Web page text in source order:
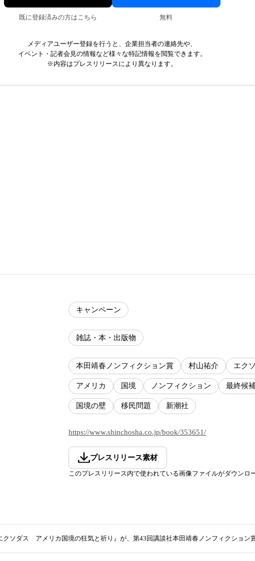
既に登録済みの方はこちら 無料
メディアユーザー登録を行うと、企業担当者の連絡先や、
イベント・記者会見の情報など様々な特記情報を閲覧できます。
※内容はプレスリリースにより異なります。
キャンペーン
雑誌・本・出版物
本田靖春ノンフィクション賞 村山祐介 エク
アメリカ 国境 ノンフィクション 最終候
国境の壁 移民問題 新潮社
https://www.shinchosha.co.jp/book/353651/
プレスリリース素材
このプレスリリース内で使われている画像ファイルがダウンロ
クソダス アメリカ国境の狂気と祈り』が、第43回講談社本田靖春ノンフィクション